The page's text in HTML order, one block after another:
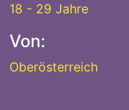
18 - 29 Jahre
Von:
Oberösterreich